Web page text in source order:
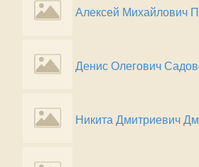
Алексей Михайлович
Денис Олегович
Никита Дмитриевич